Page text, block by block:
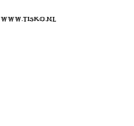
www.tisko.nl